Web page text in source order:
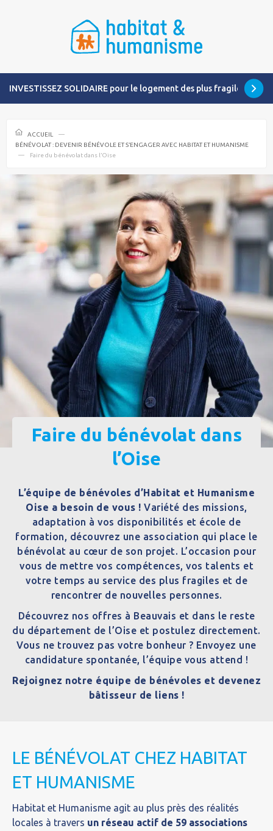
INVESTISSEZ SOLIDAIRE pour le logement des plus fragiles
ACCUEIL
BÉNÉVOLAT : DEVENIR BÉNÉVOLE ET S’ENGAGER AVEC HABITAT ET HUMANISME
Faire du bénévolat dans l’Oise
Faire du bénévolat dans
l’Oise
L’équipe de bénévoles d’Habitat et Humanisme
Oise a besoin de vous ! Variété des missions,
adaptation à vos disponibilités et école de
formation, découvrez une association qui place le
bénévolat au cœur de son projet. L’occasion pour
vous de mettre vos compétences, vos talents et
votre temps au service des plus fragiles et de
rencontrer de nouvelles personnes.
Découvrez nos offres à Beauvais et dans le reste
du département de l’Oise et postulez directement.
Vous ne trouvez pas votre bonheur ? Envoyez une
candidature spontanée, l’équipe vous attend !
Rejoignez notre équipe de bénévoles et devenez
bâtisseur de liens !
LE BÉNÉVOLAT CHEZ HABITAT
ET HUMANISME
Habitat et Humanisme agit au plus près des réalités
locales à travers un réseau actif de 59 associations